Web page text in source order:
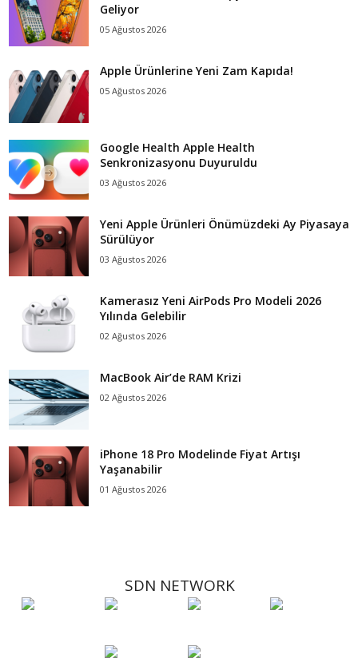
Geliyor
05 Ağustos 2026
Apple Ürünlerine Yeni Zam Kapıda!
05 Ağustos 2026
Google Health Apple Health
Senkronizasyonu Duyuruldu
03 Ağustos 2026
Yeni Apple Ürünleri Önümüzdeki Ay Piyasaya
Sürülüyor
03 Ağustos 2026
Kamerasız Yeni AirPods Pro Modeli 2026
Yılında Gelebilir
02 Ağustos 2026
MacBook Air’de RAM Krizi
02 Ağustos 2026
iPhone 18 Pro Modelinde Fiyat Artışı
Yaşanabilir
01 Ağustos 2026
SDN NETWORK